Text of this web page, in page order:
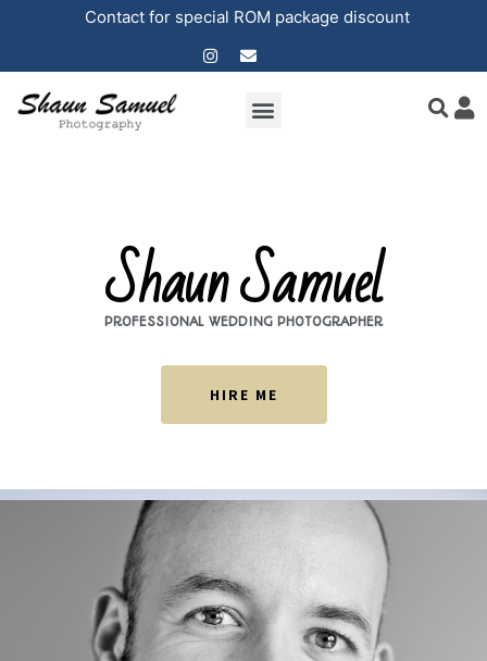
Contact for special ROM package discount
Shaun Samuel
PROFESSIONAL WEDDING PHOTOGRAPHER
HIRE ME